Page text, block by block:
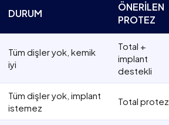
DURUM
ÖNERILEN
PROTEZ
Tüm dişler yok, kemik
iyi
Total +
implant
destekli
Tüm dişler yok, implant
istemez
Total protez